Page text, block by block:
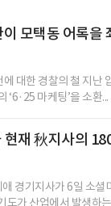
모택동 어록을
에 대한 경찰의 철 지난
‘6·25 마케팅’을 소환...
재 秋지사의
경기지사가 6일 소셜